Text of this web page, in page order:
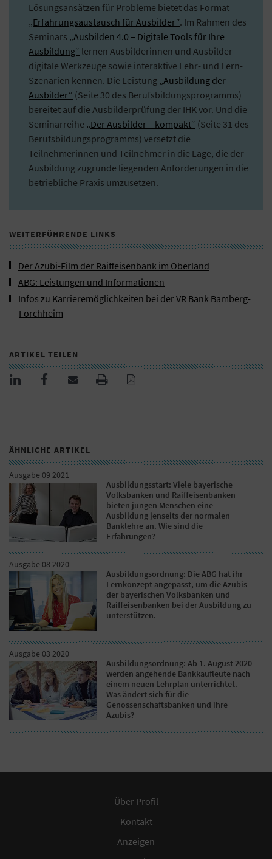
Lösungsansätzen für Probleme bietet das Format
„Erfahrungsaustausch für Ausbilder“. Im Rahmen des
Seminars „Ausbilden 4.0 – Digitale Tools für Ihre
Ausbildung“ lernen Ausbilderinnen und Ausbilder
digitale Werkzeuge sowie interaktive Lehr- und Lern-
Szenarien kennen. Die Leistung „Ausbildung der
Ausbilder“ (Seite 30 des Berufsbildungsprogramms)
bereitet auf die Ausbilderprüfung der IHK vor. Und die
Seminarreihe „Der Ausbilder – kompakt“ (Seite 31 des
Berufsbildungsprogramms) versetzt die
Teilnehmerinnen und Teilnehmer in die Lage, die der
Ausbildung zugrunde liegenden Anforderungen in die
betriebliche Praxis umzusetzen.
WEITERFÜHRENDE LINKS
Der Azubi-Film der Raiffeisenbank im Oberland
ABG: Leistungen und Informationen
Infos zu Karrieremöglichkeiten bei der VR Bank Bamberg-
Forchheim
ARTIKEL TEILEN
ÄHNLICHE ARTIKEL
Ausgabe 09 2021
Ausbildungsstart: Viele bayerische
Volksbanken und Raiffeisenbanken
bieten jungen Menschen eine
Ausbildung jenseits der normalen
Banklehre an. Wie sind die
Erfahrungen?
Ausgabe 08 2020
Ausbildungsordnung: Die ABG hat ihr
Lernkonzept angepasst, um die Azubis
der bayerischen Volksbanken und
Raiffeisenbanken bei der Ausbildung zu
unterstützen.
Ausgabe 03 2020
Ausbildungsordnung: Ab 1. August 2020
werden angehende Bankkaufleute nach
einem neuen Lehrplan unterrichtet.
Was ändert sich für die
Genossenschaftsbanken und ihre
Azubis?
Über Profil
Kontakt
Anzeigen